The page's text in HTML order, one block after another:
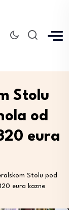
Stolu
od
eura
Stolu pod
eura kazne